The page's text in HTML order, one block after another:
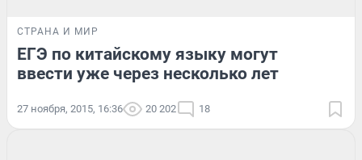
СТРАНА И МИР
ЕГЭ по китайскому языку могут
ввести уже через несколько лет
27 ноября, 2015, 16:36 20 202 18